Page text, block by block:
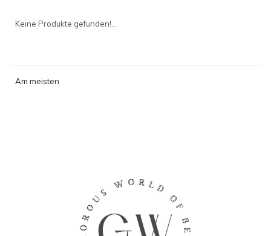
Keine Produkte gefunden!...
Am meisten